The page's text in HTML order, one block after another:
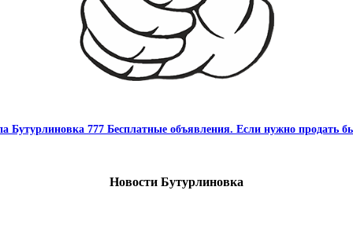
Бутурлиновка 777 Бесплатные объявления. Если нужно продать
Новости Бутурлиновка